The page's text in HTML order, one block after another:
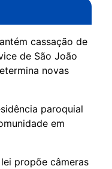
cassação de
de São João
novas
paroquial
em
propõe câmeras